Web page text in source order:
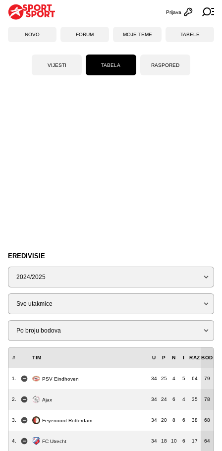
Otvori
Prijava
NOVO FORUM MOJE TEME TABELE
VIJESTI TABELA RASPORED
EREDIVISIE
Sezona
Tip
Liga
# TIM U P N I RAZ BOD
1. PSV Eindhoven 34 25 4 5 64 79
2. Ajax 34 24 6 4 35 78
3. Feyenoord Rotterdam 34 20 8 6 38 68
4. FC Utrecht 34 18 10 6 17 64